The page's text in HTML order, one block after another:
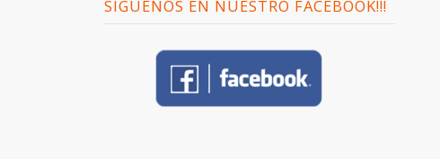
SÍGUENOS EN NUESTRO FACEBOOK!!!